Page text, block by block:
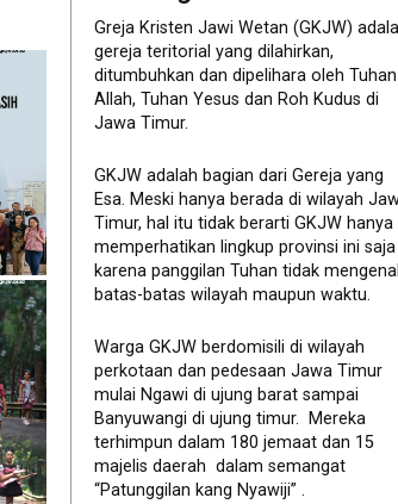
Greja Kristen Jawi Wetan (GKJW)
gereja teritorial yang dilahirkan,
ditumbuhkan dan dipelihara oleh Tuhan
Allah, Tuhan Yesus dan Roh Kudus di
Jawa Timur.
GKJW adalah bagian dari Gereja yang
Esa. Meski hanya berada di wilayah
Timur, hal itu tidak berarti GKJW hanya
memperhatikan lingkup provinsi ini saja
karena panggilan Tuhan tidak mengenal
batas-batas wilayah maupun waktu.
Warga GKJW berdomisili di wilayah
perkotaan dan pedesaan Jawa Timur
mulai Ngawi di ujung barat sampai
Banyuwangi di ujung timur. Mereka
terhimpun dalam 180 jemaat dan 15
majelis daerah dalam semangat
“Patunggilan kang Nyawiji” .